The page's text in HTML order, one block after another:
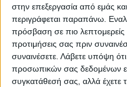
στην επεξεργασία από εμάς
περιγράφεται παραπάνω.
πρόσβαση σε πιο λεπτομερείς
προτιμήσεις σας πριν
συναινέσετε. Λάβετε υπόψη
προσωπικών σας δεδομένων
συγκατάθεσή σας, αλλά έχετε
Στο Κέντρο
το 2021,
ωφελούμενοι ενώ
λειτουργίας της, η
ωφελούμενους.